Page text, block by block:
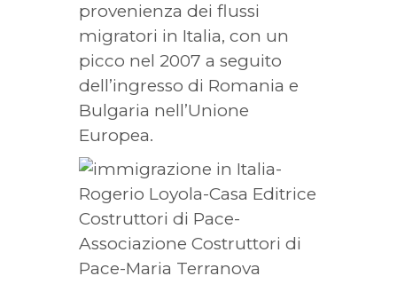
provenienza dei flussi
migratori in Italia, con un
picco nel 2007 a seguito
dell’ingresso di Romania e
Bulgaria nell’Unione
Europea.